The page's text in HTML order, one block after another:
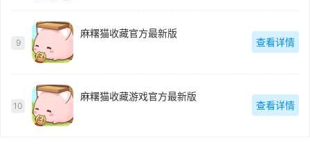
9
麻糬猫收藏官方最新版
查看详情
10
麻糬猫收藏游戏官方最新版
查看详情